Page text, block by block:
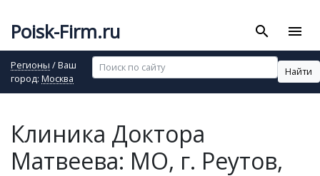
Poisk-Firm.ru search menu
Регионы / Ваш
город: Москва
Найти
Клиника Доктора
Матвеева: МО, г. Реутов,